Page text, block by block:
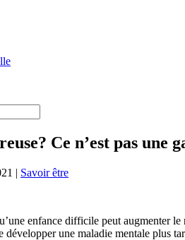
Ce n’est pas
| Savoir être
enfance difficile peut augmenter
développer une maladie mentale plus